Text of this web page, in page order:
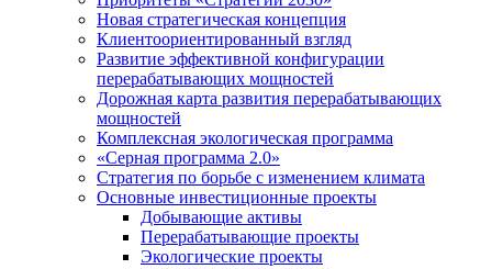
Новая стратегическая концепция
Клиентоориентированный взгляд
Развитие эффективной конфигурации
перерабатывающих мощностей
Дорожная карта развития перерабатывающих
мощностей
Комплексная экологическая программа
«Серная программа 2.0»
Стратегия по борьбе с изменением климата
Основные инвестиционные проекты
Добывающие активы
Перерабатывающие проекты
Экологические проекты